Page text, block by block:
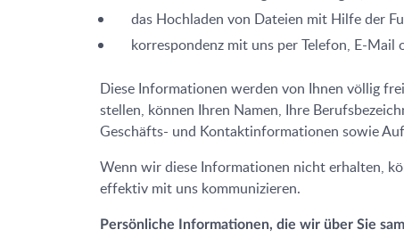
das Hochladen von Dateien mit Hilfe der
korrespondenz mit uns per Telefon, E-
Diese Informationen werden von Ihnen völlig
stellen, können Ihren Namen, Ihre
Geschäfts- und Kontaktinformationen sowie
Wenn wir diese Informationen nicht erhalten,
effektiv mit uns kommunizieren.
Persönliche Informationen, die wir über Sie